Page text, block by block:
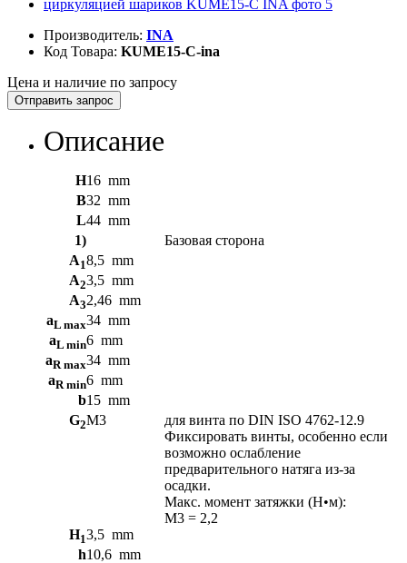
Производитель: INA
Код Товара: KUME15-C-ina
Цена и наличие по запросу
Отправить запрос
Описание
H16 mm
B32 mm
L44 mm
1)
Базовая сторона
A18,5 mm
A23,5 mm
A32,46 mm
aL max34 mm
aL min6 mm
aR max34 mm
aR min6 mm
b15 mm
G2M3
для винта по DIN ISO 4762-12.9
Фиксировать винты, особенно если
возможно ослабление
предварительного натяга из-за
осадки.
Макс. момент затяжки (Н•м):
M3 = 2,2
H13,5 mm
h10,6 mm